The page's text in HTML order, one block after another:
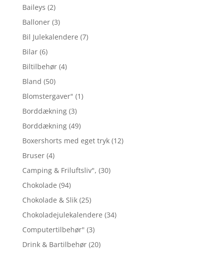
Baileys (2)
Balloner (3)
Bil Julekalendere (7)
Bilar (6)
Biltilbehør (4)
Bland (50)
Blomstergaver" (1)
Borddækning (3)
Borddækning (49)
Boxershorts med eget tryk (12)
Bruser (4)
Camping & Friluftsliv", (30)
Chokolade (94)
Chokolade & Slik (25)
Chokoladejulekalendere (34)
Computertilbehør" (3)
Drink & Bartilbehør (20)